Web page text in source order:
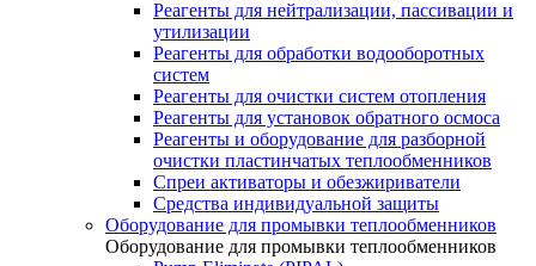
Реагенты для нейтрализации, пассивации и
утилизации
Реагенты для обработки водооборотных
систем
Реагенты для очистки систем отопления
Реагенты для установок обратного осмоса
Реагенты и оборудование для разборной
очистки пластинчатых теплообменников
Спреи активаторы и обезжириватели
Средства индивидуальной защиты
Оборудование для промывки теплообменников
Оборудование для промывки теплообменников